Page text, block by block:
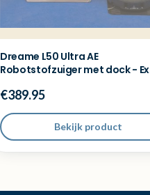
Dreame L50 Ultra AE
Robotstofzuiger met dock - Ex
€389.95
Bekijk product